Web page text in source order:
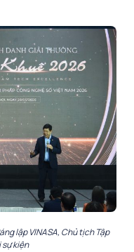
lập VINASA, Chủ tịch Tập
sự kiện